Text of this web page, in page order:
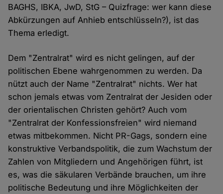
BAGHS, IBKA, JwD, StG – Quizfrage: wer kann diese
Abkürzungen auf Anhieb entschlüsseln?), ist das
Thema erledigt.
Dem "Zentralrat" wird es nicht gelingen, auf der
politischen Ebene wahrgenommen zu werden. Da
nützt auch der Name "Zentralrat" nichts. Wer hat
schon jemals etwas vom Zentralrat der Jesiden oder
der orientalischen Christen gehört? Auch vom
"Zentralrat der Konfessionsfreien" wird niemand
etwas mitbekommen. Nicht PR-Gags, sondern eine
konstruktive Verbandspolitik, die zum Wachstum der
Zahlen von Mitgliedern und Angehörigen führt, ist
es, was die säkularen Verbände brauchen, um ihre
politische Bedeutung und ihre Möglichkeiten der